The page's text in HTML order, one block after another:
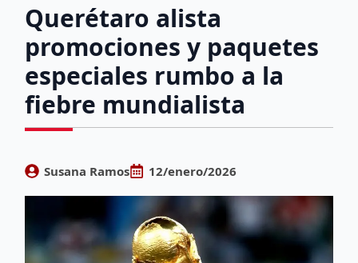
Querétaro alista
promociones y paquetes
especiales rumbo a la
fiebre mundialista
Susana Ramos 12/enero/2026